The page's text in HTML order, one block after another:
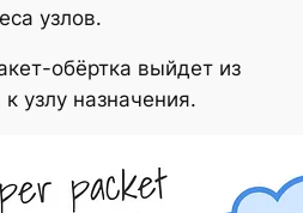
узлов.
обёртка выйдет из
узлу назначения.